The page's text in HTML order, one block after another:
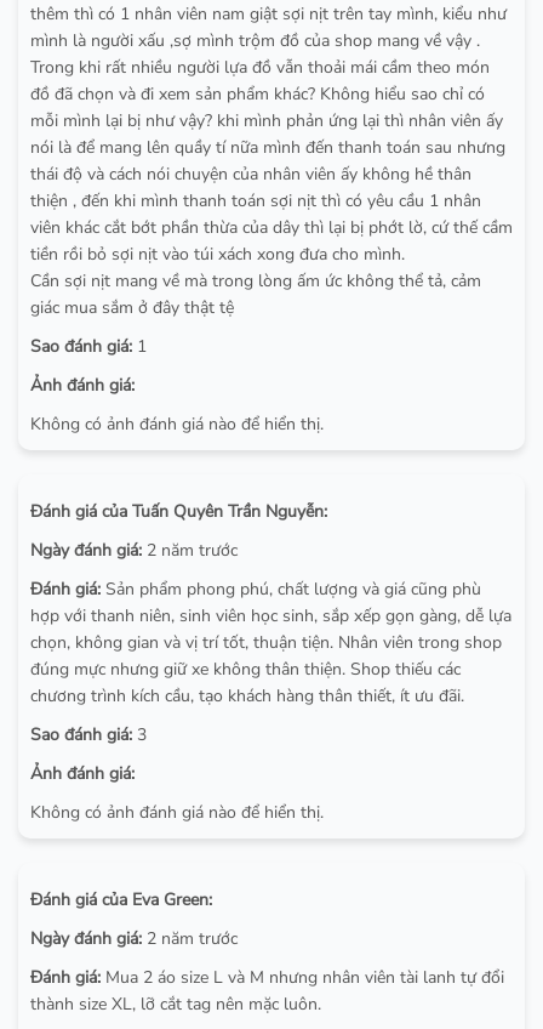
thêm thì có 1 nhân viên nam giật sợi nịt trên tay mình, kiểu như
mình là người xấu ,sợ mình trộm đồ của shop mang về vậy .
Trong khi rất nhiều người lựa đồ vẫn thoải mái cầm theo món
đồ đã chọn và đi xem sản phẩm khác? Không hiểu sao chỉ có
mỗi mình lại bị như vậy? khi mình phản ứng lại thì nhân viên ấy
nói là để mang lên quầy tí nữa mình đến thanh toán sau nhưng
thái độ và cách nói chuyện của nhân viên ấy không hề thân
thiện , đến khi mình thanh toán sợi nịt thì có yêu cầu 1 nhân
viên khác cắt bớt phần thừa của dây thì lại bị phớt lờ, cứ thế cầm
tiền rồi bỏ sợi nịt vào túi xách xong đưa cho mình.
Cần sợi nịt mang về mà trong lòng ấm ức không thể tả, cảm
giác mua sắm ở đây thật tệ
Sao đánh giá: 1
Ảnh đánh giá:
Không có ảnh đánh giá nào để hiển thị.
Đánh giá của Tuấn Quyên Trần Nguyễn:
Ngày đánh giá: 2 năm trước
Đánh giá: Sản phẩm phong phú, chất lượng và giá cũng phù
hợp với thanh niên, sinh viên học sinh, sắp xếp gọn gàng, dễ lựa
chọn, không gian và vị trí tốt, thuận tiện. Nhân viên trong shop
đúng mực nhưng giữ xe không thân thiện. Shop thiếu các
chương trình kích cầu, tạo khách hàng thân thiết, ít ưu đãi.
Sao đánh giá: 3
Ảnh đánh giá:
Không có ảnh đánh giá nào để hiển thị.
Đánh giá của Eva Green:
Ngày đánh giá: 2 năm trước
Đánh giá: Mua 2 áo size L và M nhưng nhân viên tài lanh tự đổi
thành size XL, lỡ cắt tag nên mặc luôn.